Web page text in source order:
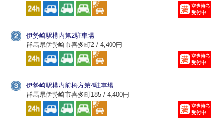
伊勢崎駅構内第2駐車場
群馬県伊勢崎市喜多町2 / 4,400円
伊勢崎駅構内前橋方第4駐車場
群馬県伊勢崎市喜多町185 / 4,400円